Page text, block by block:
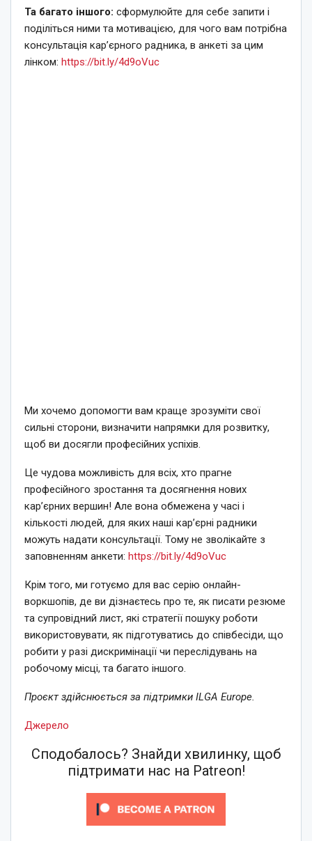
Та багато іншого: сформулюйте для себе запити і
поділіться ними та мотивацією, для чого вам потрібна
консультація кар’єрного радника, в анкеті за цим
лінком: https://bit.ly/4d9oVuc
Ми хочемо допомогти вам краще зрозуміти свої
сильні сторони, визначити напрямки для розвитку,
щоб ви досягли професійних успіхів.
Це чудова можливість для всіх, хто прагне
професійного зростання та досягнення нових
кар’єрних вершин! Але вона обмежена у часі і
кількості людей, для яких наші кар’єрні радники
можуть надати консультації. Тому не зволікайте з
заповненням анкети: https://bit.ly/4d9oVuc
Крім того, ми готуємо для вас серію онлайн-
воркшопів, де ви дізнаєтесь про те, як писати резюме
та супровідний лист, які стратегії пошуку роботи
використовувати, як підготуватись до співбесіди, що
робити у разі дискримінації чи переслідувань на
робочому місці, та багато іншого.
Проєкт здійснюється за підтримки ILGA Europe.
Джерело
Сподобалось? Знайди хвилинку, щоб
підтримати нас на Patreon!